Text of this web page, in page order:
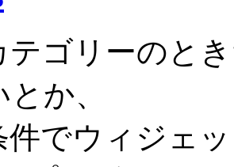
テゴリーのと
か、
件でウィジェ